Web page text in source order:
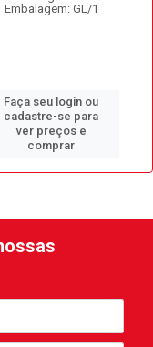
Embalagem: GL/1
Faça seu login ou
cadastre-se para
ver preços e
comprar